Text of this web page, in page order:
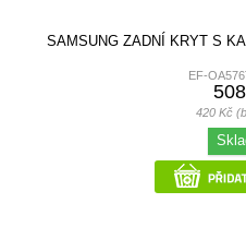
SAMSUNG ZADNÍ KRYT S
EF-
420 Kč